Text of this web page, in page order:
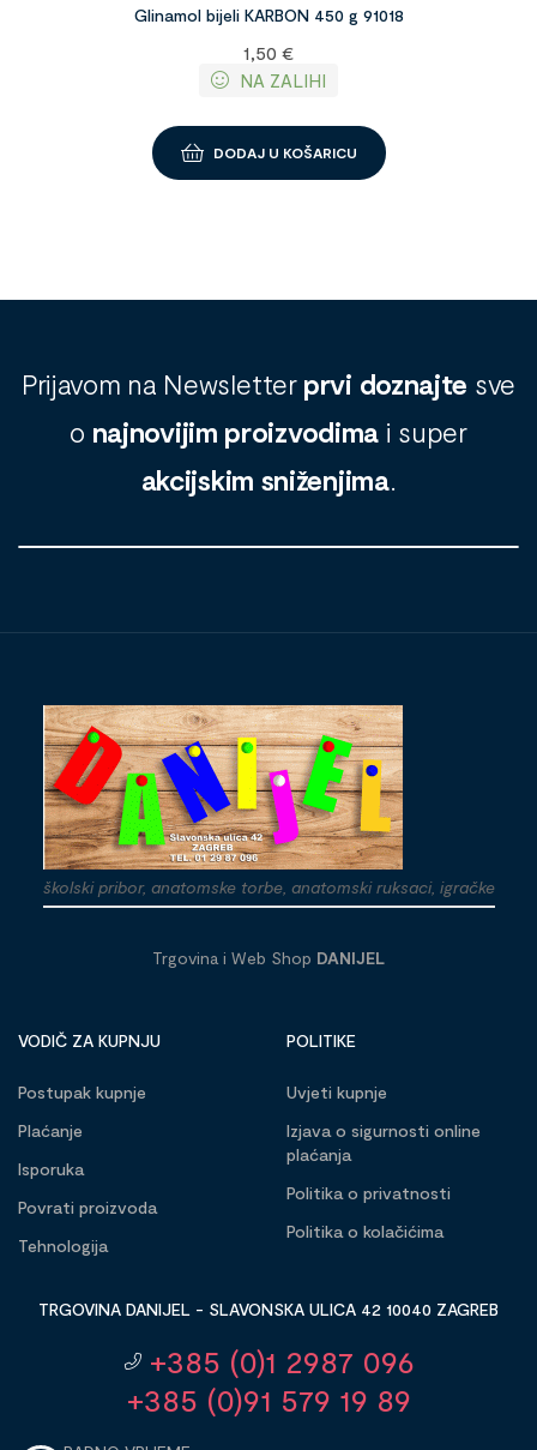
Glinamol bijeli KARBON 450 g 91018
1,50 €
NA ZALIHI
DODAJ U KOŠARICU
Prijavom na Newsletter prvi doznajte sve
o najnovijim proizvodima i super
akcijskim sniženjima.
školski pribor, anatomske torbe, anatomski ruksaci, igračke
Trgovina i Web Shop DANIJEL
VODIČ ZA KUPNJU
Postupak kupnje
Plaćanje
Isporuka
Povrati proizvoda
Tehnologija
POLITIKE
Uvjeti kupnje
Izjava o sigurnosti online
plaćanja
Politika o privatnosti
Politika o kolačićima
TRGOVINA DANIJEL - SLAVONSKA ULICA 42 10040 ZAGREB
+385 (0)1 2987 096
+385 (0)91 579 19 89